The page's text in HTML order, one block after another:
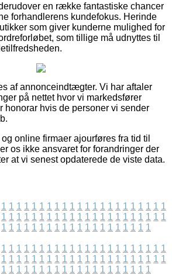
en række fantastiske chancer
forhandlerens kundefokus. Herinde
som giver kunderne mulighed for
som tillige må udnyttes til
af annonceindtægter. Vi har aftaler
på nettet hvor vi markedsfører
honorar hvis de personer vi sender
online firmaer ajourføres fra tid til
os ikke ansvaret for forandringer der
at vi senest opdaterede de viste data.
1 1 1 1 1 1 1 1 1 1 1 1 1 1 1 1 1 1 1 1 1 1
1 1 1 1 1 1 1 1 1 1 1 1 1 1 1 1 1 1 1 1 1 1
1 1 1 1 1 1 1 1 1 1 1 1 1 1 1 1 1 1 1 1
1 1 1 1 1 1 1 1 1 1 1 1 1 1 1 1 1 1 1 1 1 1
1 1 1 1 1 1 1 1 1 1 1 1 1 1 1 1 1 1 1 1 1 1
1 1 1 1 1 1 1 1 1 1 1 1 1 1 1 1 1 1 1 1